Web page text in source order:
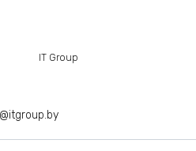
IT Group